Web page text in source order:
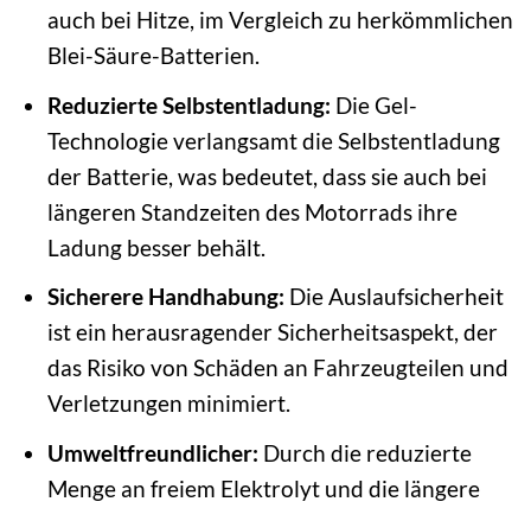
auch bei Hitze, im Vergleich zu herkömmlichen
Blei-Säure-Batterien.
Reduzierte Selbstentladung: Die Gel-
Technologie verlangsamt die Selbstentladung
der Batterie, was bedeutet, dass sie auch bei
längeren Standzeiten des Motorrads ihre
Ladung besser behält.
Sicherere Handhabung: Die Auslaufsicherheit
ist ein herausragender Sicherheitsaspekt, der
das Risiko von Schäden an Fahrzeugteilen und
Verletzungen minimiert.
Umweltfreundlicher: Durch die reduzierte
Menge an freiem Elektrolyt und die längere